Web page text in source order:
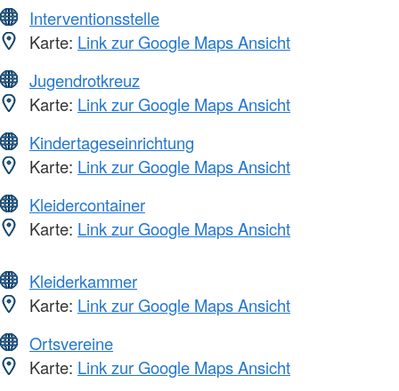
Interventionsstelle
Karte: Link zur Google Maps Ansicht
Jugendrotkreuz
Karte: Link zur Google Maps Ansicht
Kindertageseinrichtung
Karte: Link zur Google Maps Ansicht
Kleidercontainer
Karte: Link zur Google Maps Ansicht
Kleiderkammer
Karte: Link zur Google Maps Ansicht
Ortsvereine
Karte: Link zur Google Maps Ansicht